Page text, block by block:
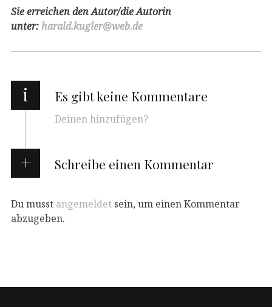
Sie erreichen den Autor/die Autorin
unter: harald.kugler@web.de
i Es gibt keine Kommentare
Deinen hinzufügen?
Schreibe einen Kommentar
Du musst angemeldet sein, um einen Kommentar
abzugeben.